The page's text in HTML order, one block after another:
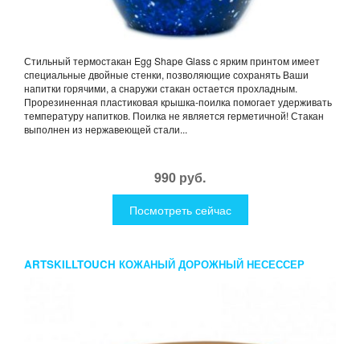
Стильный термостакан Egg Shape Glass c ярким принтом имеет
специальные двойные стенки, позволяющие сохранять Ваши
напитки горячими, а снаружи стакан остается прохладным.
Прорезиненная пластиковая крышка-поилка помогает удерживать
температуру напитков. Поилка не является герметичной! Стакан
выполнен из нержавеющей стали...
990 руб.
Посмотреть сейчас
ARTSKILLTOUCH КОЖАНЫЙ ДОРОЖНЫЙ НЕСЕССЕР